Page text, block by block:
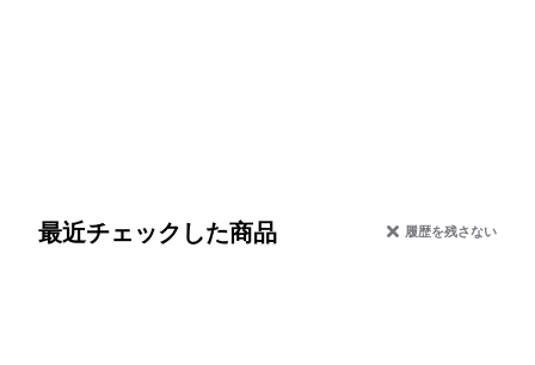
最近チェックした商品 履歴を残さない